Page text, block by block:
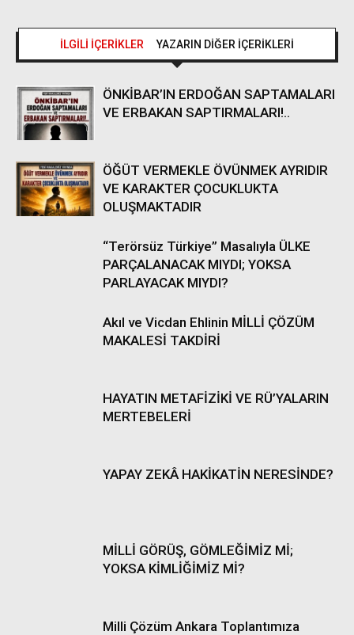
İLGİLİ İÇERİKLER YAZARIN DİĞER İÇERİKLERİ
ÖNKİBAR’IN ERDOĞAN SAPTAMALARI
VE ERBAKAN SAPTIRMALARI!..
ÖĞÜT VERMEKLE ÖVÜNMEK AYRIDIR
VE KARAKTER ÇOCUKLUKTA
OLUŞMAKTADIR
“Terörsüz Türkiye” Masalıyla ÜLKE
PARÇALANACAK MIYDI; YOKSA
PARLAYACAK MIYDI?
Akıl ve Vicdan Ehlinin MİLLİ ÇÖZÜM
MAKALESİ TAKDİRİ
HAYATIN METAFİZİKİ VE RÜ’YALARIN
MERTEBELERİ
YAPAY ZEKÂ HAKİKATİN NERESİNDE?
MİLLİ GÖRÜŞ, GÖMLEĞİMİZ Mİ;
YOKSA KİMLİĞİMİZ Mİ?
Milli Çözüm Ankara Toplantımıza